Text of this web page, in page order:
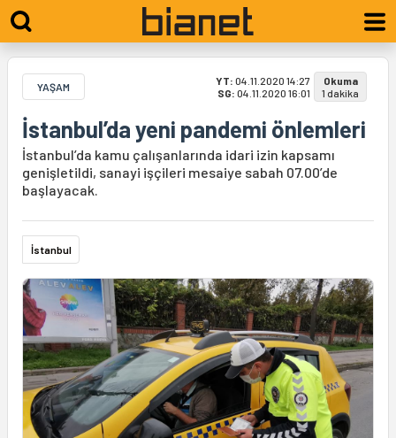
YAŞAM YT: 04.11.2020 14:27
SG: 04.11.2020 16:01
Okuma
1 dakika
İstanbul’da yeni pandemi önlemleri
İstanbul’da kamu çalışanlarında idari izin kapsamı
genişletildi, sanayi işçileri mesaiye sabah 07.00’de
başlayacak.
İstanbul